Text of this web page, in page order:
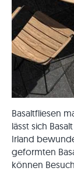
Basaltfliesen
lässt sich
Irland
geformten
können